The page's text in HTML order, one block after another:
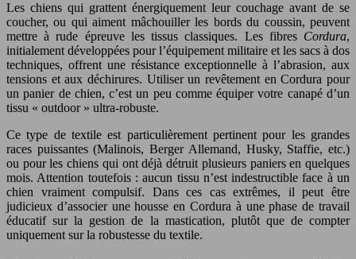
Les chiens qui grattent énergiquement leur couchage avant de se
coucher, ou qui aiment mâchouiller les bords du coussin, peuvent
mettre à rude épreuve les tissus classiques. Les fibres Cordura,
initialement développées pour l’équipement militaire et les sacs à dos
techniques, offrent une résistance exceptionnelle à l’abrasion, aux
tensions et aux déchirures. Utiliser un revêtement en Cordura pour
un panier de chien, c’est un peu comme équiper votre canapé d’un
tissu « outdoor » ultra-robuste.
Ce type de textile est particulièrement pertinent pour les grandes
races puissantes (Malinois, Berger Allemand, Husky, Staffie, etc.)
ou pour les chiens qui ont déjà détruit plusieurs paniers en quelques
mois. Attention toutefois : aucun tissu n’est indestructible face à un
chien vraiment compulsif. Dans ces cas extrêmes, il peut être
judicieux d’associer une housse en Cordura à une phase de travail
éducatif sur la gestion de la mastication, plutôt que de compter
uniquement sur la robustesse du textile.